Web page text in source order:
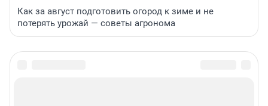
Как за август подготовить огород к зиме и не
потерять урожай — советы агронома